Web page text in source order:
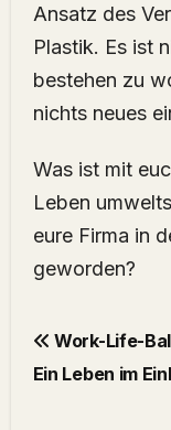
Ansatz des
Plastik. Es ist
bestehen zu
nichts neues
Was ist mit
Leben
eure Firma in
geworden?
Work-Life-
Ein Leben im